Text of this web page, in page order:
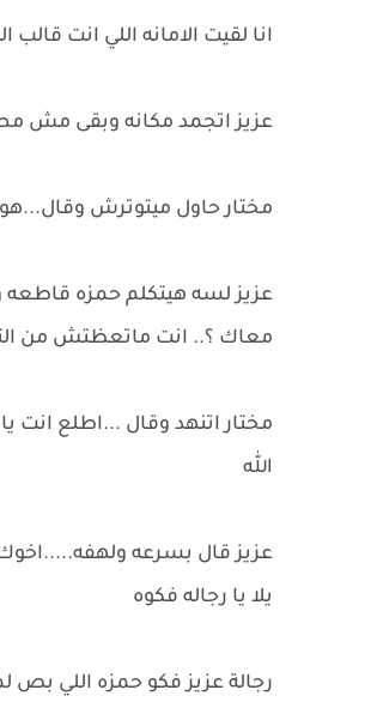
انا لقيت الامانه اللي انت
عزيز اتجمد مكانه وبقى مش
مختار حاول ميتوترش
عزيز لسه هيتكلم حمزه قاطعه
معاك ؟.. انت ماتعظتش من
مختار اتنهد وقال ...اطلع
الله
عزيز قال بسرعه
يلا يا رجاله فكوه
رجالة عزيز فكو حمزه اللي